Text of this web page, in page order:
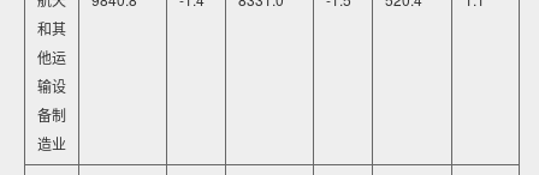
和其
他运
输设
备制
造业